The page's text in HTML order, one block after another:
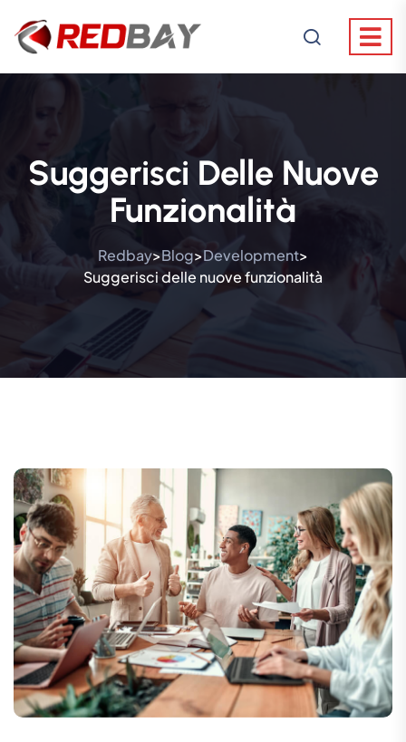
Suggerisci Delle Nuove
Funzionalità
Redbay>Blog>Development>
Suggerisci delle nuove funzionalità